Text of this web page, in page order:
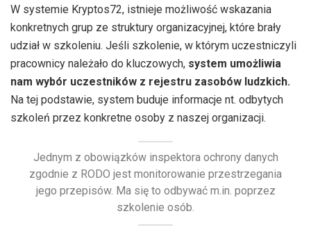
W systemie Kryptos72, istnieje możliwość wskazania
konkretnych grup ze struktury organizacyjnej, które brały
udział w szkoleniu. Jeśli szkolenie, w którym uczestniczyli
pracownicy należało do kluczowych, system umożliwia
nam wybór uczestników z rejestru zasobów ludzkich.
Na tej podstawie, system buduje informacje nt. odbytych
szkoleń przez konkretne osoby z naszej organizacji.
Jednym z obowiązków inspektora ochrony danych
zgodnie z RODO jest monitorowanie przestrzegania
jego przepisów. Ma się to odbywać m.in. poprzez
szkolenie osób.